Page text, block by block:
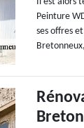
Peinture
ses offres